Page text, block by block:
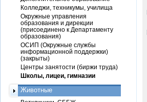
Колледжи, техникумы, училища
Окружные управления
образования и дирекции
(присоединено к Департаменту
образования)
ОСИП (Окружные службы
информационной поддержки)
(закрыты)
Центры занятости (биржи труда)
Школы, лицеи, гимназии
Животные